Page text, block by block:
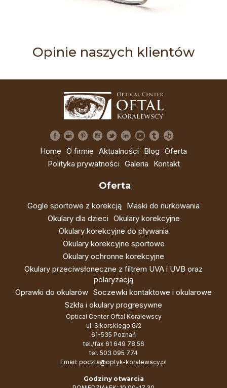
Opinie naszych klientów
Home O firmie Aktualności Blog Oferta
Polityka prywatności Galeria Kontakt
Oferta
Gogle sportowe z korekcją Maski do nurkowania
Okulary dla dzieci Okulary korekcyjne
Okulary korekcyjne do pływania
Okulary korekcyjne sportowe
Okulary ochronne korekcyjne
Okulary przeciwsłoneczne z filtrem UVA i UVB oraz
polaryzacją
Oprawki do okularów Soczewki kontaktowe i okularowe
Szkła i okulary progresywne
Optical Center Oftal Koralewscy
ul. Sikorskiego 6/2
61-535 Poznań
tel./fax 61 649 78 56
tel. 503 095 774
Email: poczta@optyk-koralewscy.pl
Godziny otwarcia